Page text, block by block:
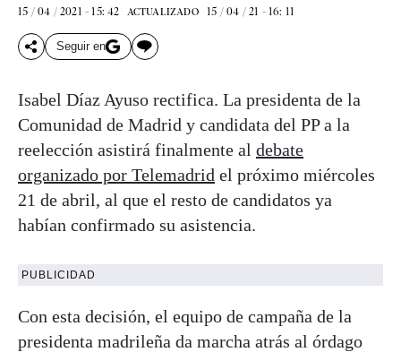
15 / 04 / 2021 - 15: 42 ACTUALIZADO 15 / 04 / 21 - 16: 11
Seguir en
Isabel Díaz Ayuso rectifica. La presidenta de la
Comunidad de Madrid y candidata del PP a la
reelección asistirá finalmente al debate
organizado por Telemadrid el próximo miércoles
21 de abril, al que el resto de candidatos ya
habían confirmado su asistencia.
PUBLICIDAD
Con esta decisión, el equipo de campaña de la
presidenta madrileña da marcha atrás al órdago